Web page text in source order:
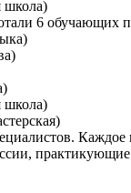
школа)
6 обучающих
школа)